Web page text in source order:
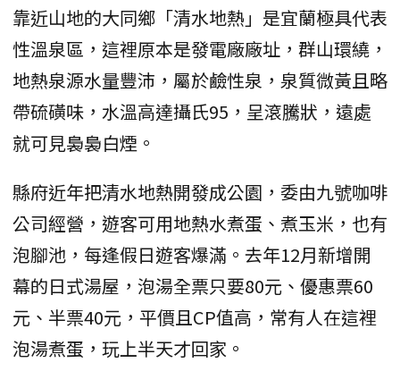
靠近山地的大同鄉「清水地熱」是宜蘭極具代表
性溫泉區，這裡原本是發電廠廠址，群山環繞，
地熱泉源水量豐沛，屬於鹼性泉，泉質微黃且略
帶硫磺味，水溫高達攝氏95，呈滾騰狀，遠處
就可見裊裊白煙。
縣府近年把清水地熱開發成公園，委由九號咖啡
公司經營，遊客可用地熱水煮蛋、煮玉米，也有
泡腳池，每逢假日遊客爆滿。去年12月新增開
幕的日式湯屋，泡湯全票只要80元、優惠票60
元、半票40元，平價且CP值高，常有人在這裡
泡湯煮蛋，玩上半天才回家。